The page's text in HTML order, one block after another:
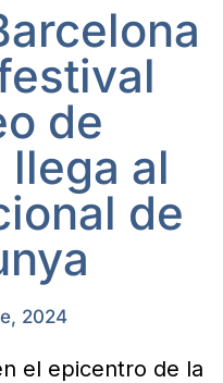
de
al
de
2024
el epicentro de la